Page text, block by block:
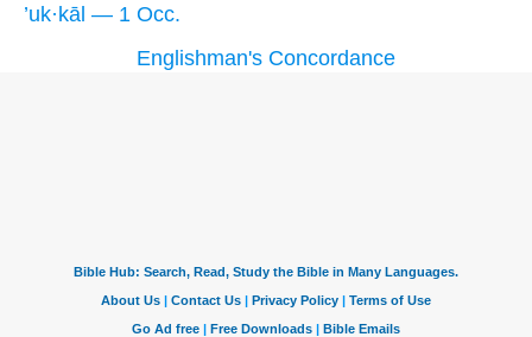
’uk·kāl — 1 Occ.
Englishman's Concordance